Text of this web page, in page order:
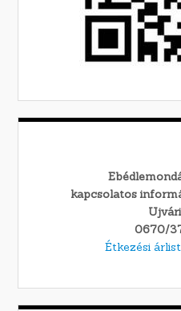
kapcsolatos
0670/
Étkezési